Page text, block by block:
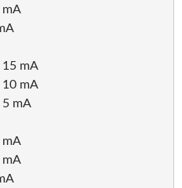
mA
mA
mA
mA
mA
mA